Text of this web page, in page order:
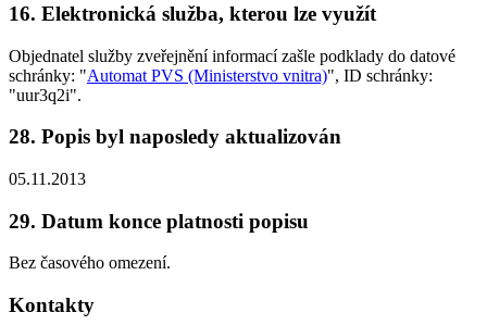
16. Elektronická služba, kterou lze využít
Objednatel služby zveřejnění informací zašle podklady do datové
schránky: "Automat PVS (Ministerstvo vnitra)", ID schránky:
"uur3q2i".
28. Popis byl naposledy aktualizován
05.11.2013
29. Datum konce platnosti popisu
Bez časového omezení.
Kontakty